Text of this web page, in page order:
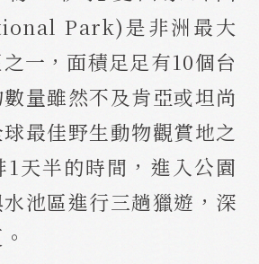
Park)是非洲最大
一，面積足足有10個台
量雖然不及肯亞或坦尚
最佳野生動物觀賞地之
1天半的時間，進入公園
池區進行三趟獵遊，深